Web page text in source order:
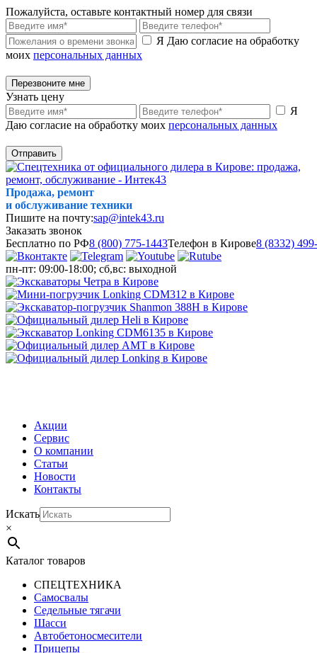
Пожалуйста, оставьте контактный номер для связи
Я Даю согласие на обработку
моих персональных данных
Перезвоните мне
Узнать цену
Я
Даю согласие на обработку моих персональных данных
Отправить
Продажа, ремонт
и обслуживание техники
Пишите на почту:sap@intek43.ru
Заказать звонок
Бесплатно по РФ8 (800) 775-1443Телефон в Кирове8 (8332)
пн-пт: 09:00-18:00; сб,вс: выходной
Акции
Сервис
О компании
Статьи
Новости
Контакты
Искать
×
Каталог товаров
СПЕЦТЕХНИКА
Самосвалы
Седельные тягачи
Шасси
Автобетоно­смесители
Прицепы